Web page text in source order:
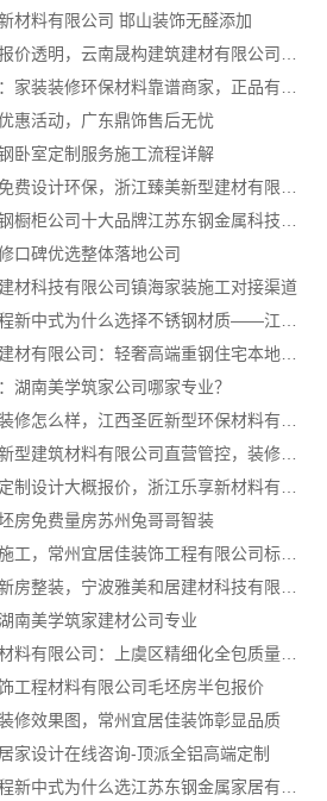
材料有限公司 邯山装饰无醛添加
惠活动，广东鼎饰售后无忧
卧室定制服务施工流程详解
口碑优选整体落地公司
材科技有限公司镇海家装施工对接渠道
湖南美学筑家公司哪家专业？
海南万赢饰家新型建筑材料有限公司直营管控，装修成本透明不踩坑
房免费量房苏州兔哥哥智装
武进全包装修施工，常州宜居佳装饰工程有限公司标准化管控
南美学筑家建材公司专业
绍兴卓鑫装饰材料有限公司：上虞区精细化全包质量有保障
工程材料有限公司毛坯房半包报价
修效果图，常州宜居佳装饰彰显品质
家设计在线咨询-顶派全铝高端定制